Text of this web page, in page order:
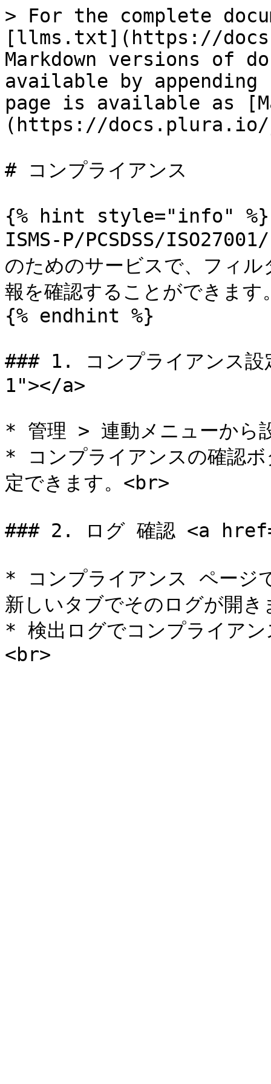
> For the complete
[llms.txt](https://
Markdown versions of
available by
page is available as
(https://docs.plura.io/
# コンプライアンス
{% hint style="info" %}
ISMS-P/PCSDSS/
のためのサービスで、フィ
報を確認することができます
{% endhint %}
### 1. コンプライアン
1"></a>
* 管理 > 連動メニューから
* コンプライアンスの確認ボ
定できます。<br>
### 2. ログ 確認 <a
* コンプライアンス ページ
新しいタブでそのログが開
* 検出ログでコンプライア